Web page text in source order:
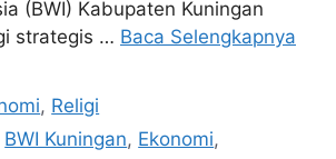
(BWI) Kabupaten Kuningan
strategis … Baca Selengkapnya
, Religi
BWI Kuningan, Ekonomi,